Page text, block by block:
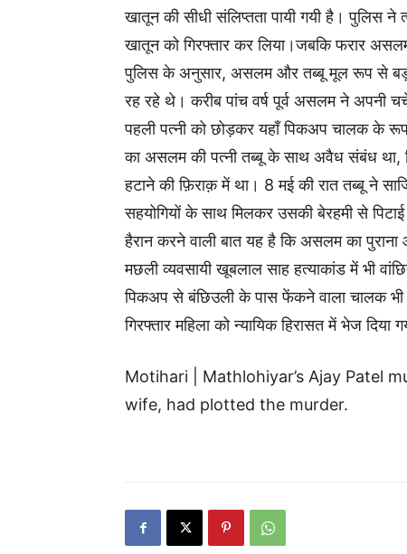
खातून की सीधी संलिप्तता पायी गयी है। पुलिस ने
खातून को गिरफ्तार कर लिया।जबकि फरार
पुलिस के अनुसार, असलम और तब्बू मूल रूप से बड़ा
रह रहे थे। करीब पांच वर्ष पूर्व असलम ने अपनी
पहली पत्नी को छोड़कर यहाँ पिकअप चालक के
का असलम की पत्नी तब्बू के साथ अवैध संबंध था,
हटाने की फ़िराक़ में था। 8 मई की रात तब्बू ने
सहयोगियों के साथ मिलकर उसकी बेरहमी से
हैरान करने वाली बात यह है कि असलम का पुराना
मछली व्यवसायी खूबलाल साह हत्याकांड में भी
पिकअप से बंछिउली के पास फेंकने वाला चालक भी
गिरफ्तार महिला को न्यायिक हिरासत में भेज
Motihari | Mathlohiyar’s Ajay Patel
wife, had plotted the murder.